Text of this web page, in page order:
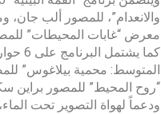
والانعدام”، للمصور ألب
معرض “غابات المحيطات”
كما
المتوسط: محمية بيلاغوس”
“روح المحيط” للمصور براين
ودعماً لهواة التصوير تحت